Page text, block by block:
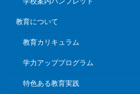
教育について
教育カリキュラム
学力アッププログラム
特色ある教育実践